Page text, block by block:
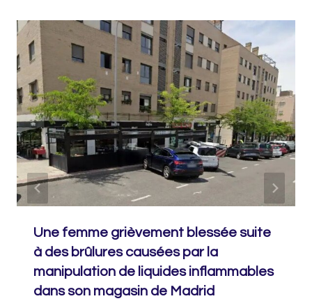
Une femme grièvement blessée suite
à des brûlures causées par la
manipulation de liquides inflammables
dans son magasin de Madrid